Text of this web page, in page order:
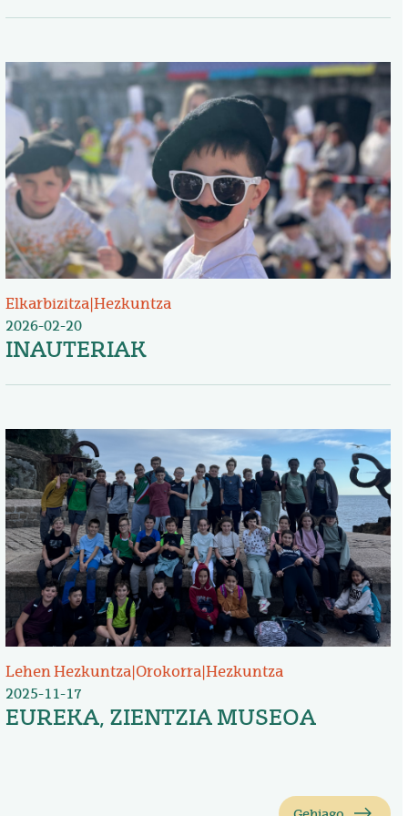
Irudia
Elkarbizitza| Hezkuntza
2026-02-20
INAUTERIAK
Irudia
Lehen Hezkuntza|Orokorra|Hezkuntza
2025-11-17
EUREKA, ZIENTZIA MUSEOA